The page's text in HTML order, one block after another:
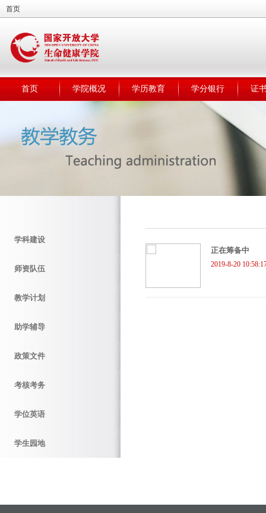
首页
首页 学院概况 学历教育 学分银行 证
学科建设
师资队伍
教学计划
助学辅导
政策文件
考核考务
学位英语
学生园地
正在筹备中
2019-8-20